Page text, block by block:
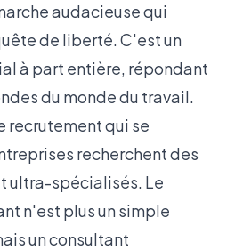
audacieuse qui
de liberté. C'est un
à part entière, répondant
du monde du travail.
recrutement qui se
recherchent des
ultra-spécialisés. Le
n'est plus un simple
un consultant